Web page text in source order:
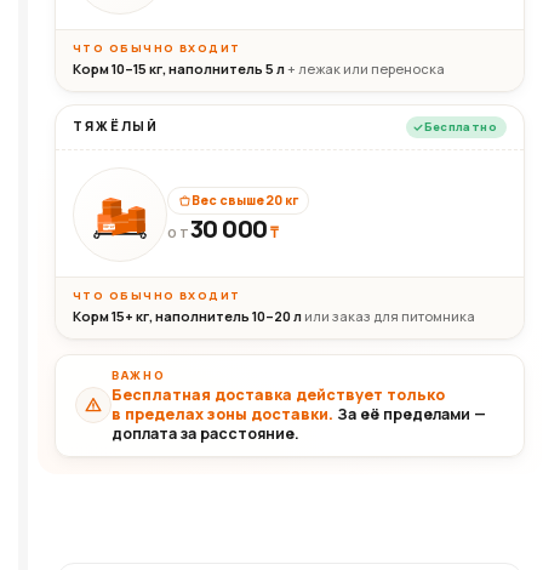
ЧТО ОБЫЧНО ВХОДИТ
Корм 10–15 кг, наполнитель 5 л+ лежак или переноска
ТЯЖЁЛЫЙ Бесплатно
30+кг
Вес свыше 20 кг
ОТ30 000₸
ЧТО ОБЫЧНО ВХОДИТ
Корм 15+ кг, наполнитель 10–20 л или заказ для питомника
ВАЖНО
Бесплатная доставка действует только
в пределах зоны доставки. За её пределами —
доплата за расстояние.